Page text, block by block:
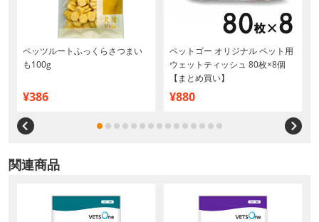
ペッツルートふっくらさつまい
も100g
¥386
ペットゴー オリジナル ペット用
ウェットティッシュ 80枚×8個
【まとめ買い】
¥880
関連商品